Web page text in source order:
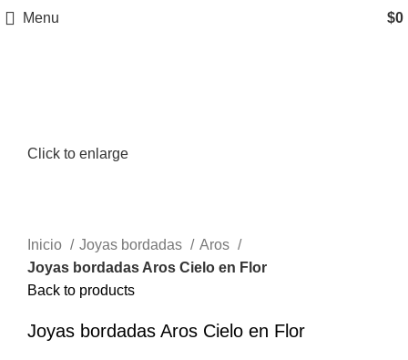
Menu $0
Click to enlarge
Inicio Joyas bordadas
Aros
Joyas bordadas Aros Cielo en Flor
Back to products
Joyas bordadas Aros Cielo en Flor